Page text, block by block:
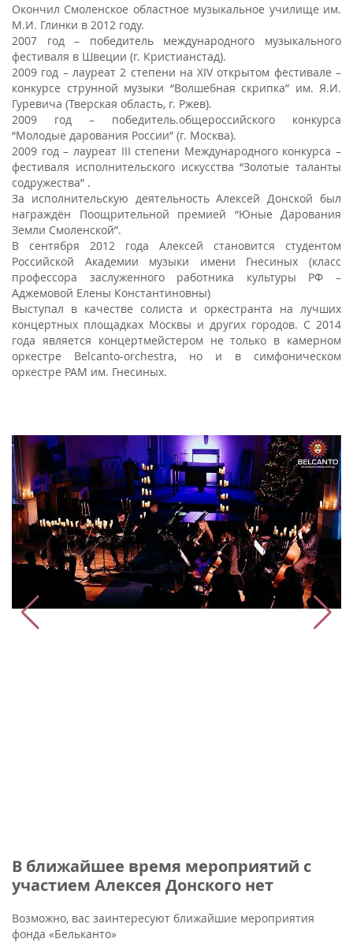
Окончил Смоленское областное музыкальное училище им.
М.И. Глинки в 2012 году.
2007 год – победитель международного музыкального
фестиваля в Швеции (г. Кристианстад).
2009 год – лауреат 2 степени на XIV открытом фестивале –
конкурсе струнной музыки “Волшебная скрипка” им. Я.И.
Гуревича (Тверская область, г. Ржев).
2009 год – победитель.общероссийского конкурса
“Молодые дарования России” (г. Москва).
2009 год – лауреат III степени Международного конкурса –
фестиваля исполнительского искусства “Золотые таланты
содружества” .
За исполнительскую деятельность Алексей Донской был
награждён Поощрительной премией “Юные Дарования
Земли Смоленской”.
В сентября 2012 года Алексей становится студентом
Российской Академии музыки имени Гнесиных (класс
профессора заслуженного работника культуры РФ –
Аджемовой Елены Константиновны)
Выступал в качестве солиста и оркестранта на лучших
концертных площадках Москвы и других городов. С 2014
года является концертмейстером не только в камерном
оркестре Belcanto-orchestra, но и в симфоническом
оркестре РАМ им. Гнесиных.
В ближайшее время мероприятий с
участием Алексея Донского нет
Возможно, вас заинтересуют ближайшие мероприятия
фонда «Бельканто»